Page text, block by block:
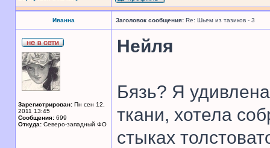
Иванна Заголовок сообщения: Re: Шьем из тазиков - 3
Зарегистрирован: Пн сен 12,
2011 13:45
Сообщения: 699
Откуда: Северо-западный ФО
Нейля
Бязь? Я
ткани, хотела
стыках